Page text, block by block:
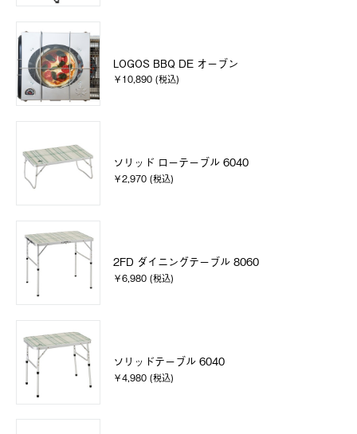
LOGOS BBQ DE オーブン
￥10,890 (税込)
ソリッド ローテーブル 6040
￥2,970 (税込)
2FD ダイニングテーブル 8060
￥6,980 (税込)
ソリッドテーブル 6040
￥4,980 (税込)